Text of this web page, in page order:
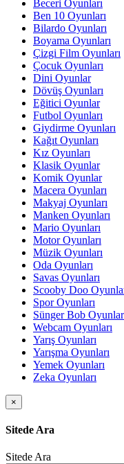
Beceri Oyunları
Ben 10 Oyunları
Bilardo Oyunları
Boyama Oyunları
Çizgi Film Oyunları
Çocuk Oyunları
Dini Oyunlar
Dövüş Oyunları
Eğitici Oyunlar
Futbol Oyunları
Giydirme Oyunları
Kağıt Oyunları
Kız Oyunları
Klasik Oyunlar
Komik Oyunlar
Macera Oyunları
Makyaj Oyunları
Manken Oyunları
Mario Oyunları
Motor Oyunları
Müzik Oyunları
Oda Oyunları
Savas Oyunları
Scooby Doo
Spor Oyunları
Sünger Bob
Webcam Oyunları
Yarış Oyunları
Yarışma Oyunları
Yemek Oyunları
Zeka Oyunları
×
Sitede Ara
Sitede Ara